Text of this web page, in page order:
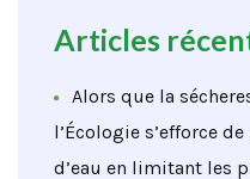
Articles
Alors que la
l’Écologie s’efforce
d’eau en limitant les